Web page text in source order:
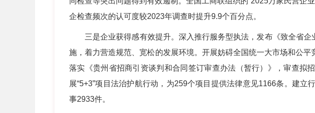
企检查频次的认可度较2023年调查时提升9.9个百分点。
三是企业获得感有效提升。深入推行服务型执法，发布《致全省企
施，着力营造规范、宽松的发展环境。开展妨碍全国统一大市场和公
落实《贵州省招商引资谈判和合同签订审查办法（暂行）》，审查拟
展“5+3”项目法治护航行动，为259个项目提供法律意见1166条。建
事2933件。